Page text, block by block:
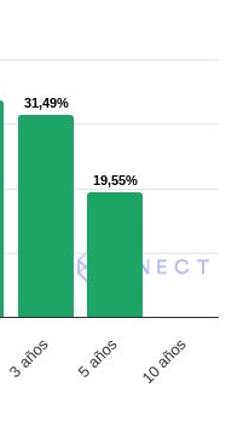
31,49%
31,49%
19,55%
19,55%
3 años 5 años 10 años